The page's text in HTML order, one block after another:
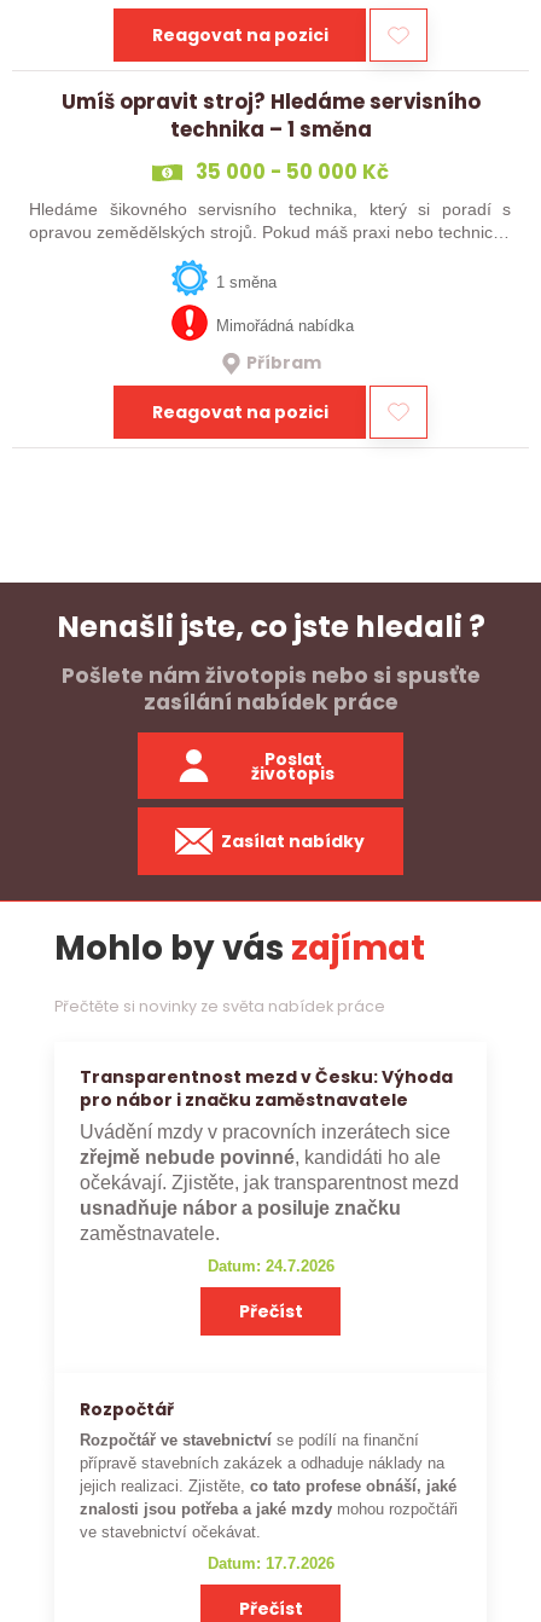
Reagovat na pozici
Umíš opravit stroj? Hledáme servisního
technika – 1 směna
35 000 - 50 000 Kč
Hledáme šikovného servisního technika, který si poradí s
opravou zemědělských strojů. Pokud máš praxi nebo technické
vzdělání a nebojíš se práce, hledáme právě tebe.
1 směna
Mimořádná nabídka
Příbram
Reagovat na pozici
Nenašli jste, co jste hledali ?
Pošlete nám životopis nebo si spusťte
zasílání nabídek práce
Poslat
životopis
Zasílat nabídky
Mohlo by vás zajímat
Přečtěte si novinky ze světa nabídek práce
Transparentnost mezd v Česku: Výhoda
pro nábor i značku zaměstnavatele
Uvádění mzdy v pracovních inzerátech sice
zřejmě nebude povinné, kandidáti ho ale
očekávají. Zjistěte, jak transparentnost mezd
usnadňuje nábor a posiluje značku
zaměstnavatele.
Datum: 24.7.2026
Přečíst
Rozpočtář
Rozpočtář ve stavebnictví se podílí na finanční
přípravě stavebních zakázek a odhaduje náklady na
jejich realizaci. Zjistěte,co tato profese obnáší, jaké
znalosti jsou potřeba a jaké mzdy mohou rozpočtáři
ve stavebnictví očekávat.
Datum: 17.7.2026
Přečíst